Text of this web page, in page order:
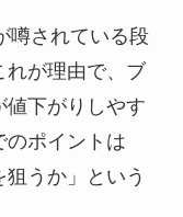
噂されている段
れが理由で、ブ
値下がりしやす
のポイントは
狙うか」という